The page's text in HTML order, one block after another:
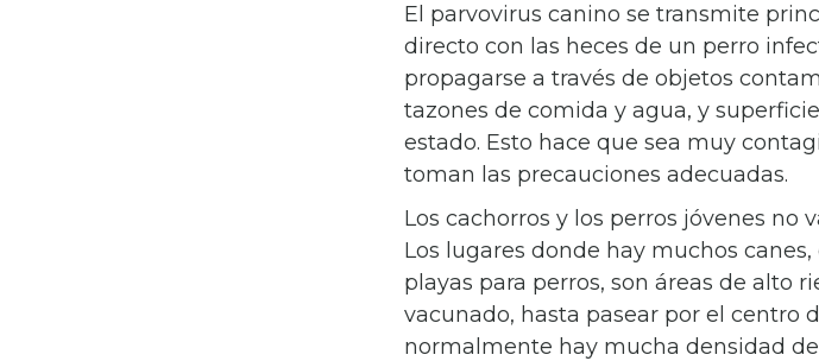
El parvovirus canino se transmite
directo con las heces de un perro
propagarse a través de objetos
tazones de comida y agua, y
estado. Esto hace que sea muy
toman las precauciones adecuadas.
Los cachorros y los perros jóvenes no
Los lugares donde hay muchos
playas para perros, son áreas de alto
vacunado, hasta pasear por el centro
normalmente hay mucha densidad